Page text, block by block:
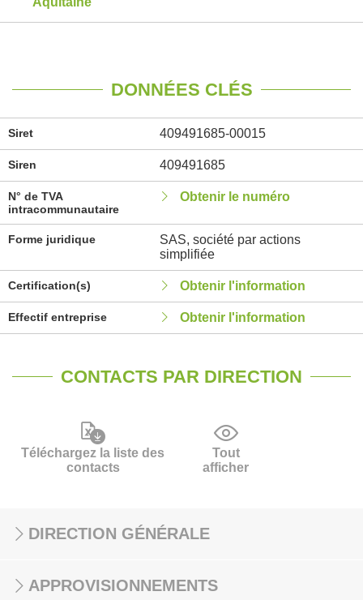
DONNÉES CLÉS
Siret 409491685-00015
Siren 409491685
N° de TVA
intracommunautaire
Obtenir le numéro
Forme juridique
SAS, société par actions
simplifiée
Certification(s) Obtenir l'information
Effectif entreprise Obtenir l'information
CONTACTS PAR DIRECTION
Téléchargez la liste des
contacts
Tout
afficher
DIRECTION GÉNÉRALE
APPROVISIONNEMENTS